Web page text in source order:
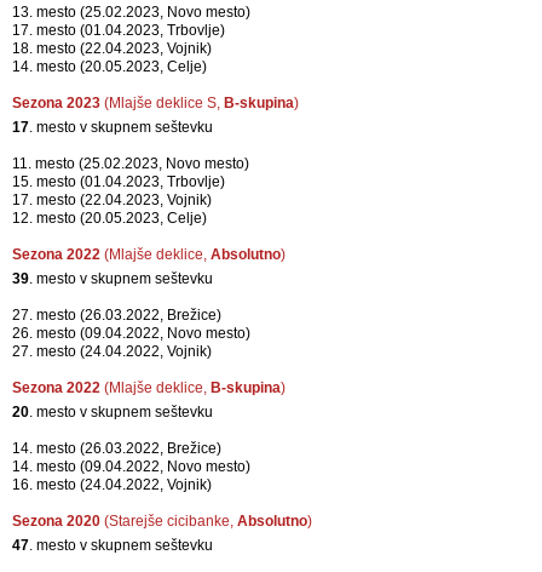
13. mesto (25.02.2023, Novo mesto)
17. mesto (01.04.2023, Trbovlje)
18. mesto (22.04.2023, Vojnik)
14. mesto (20.05.2023, Celje)
Sezona 2023 (Mlajše deklice S, B-skupina)
17. mesto v skupnem seštevku
11. mesto (25.02.2023, Novo mesto)
15. mesto (01.04.2023, Trbovlje)
17. mesto (22.04.2023, Vojnik)
12. mesto (20.05.2023, Celje)
Sezona 2022 (Mlajše deklice, Absolutno)
39. mesto v skupnem seštevku
27. mesto (26.03.2022, Brežice)
26. mesto (09.04.2022, Novo mesto)
27. mesto (24.04.2022, Vojnik)
Sezona 2022 (Mlajše deklice, B-skupina)
20. mesto v skupnem seštevku
14. mesto (26.03.2022, Brežice)
14. mesto (09.04.2022, Novo mesto)
16. mesto (24.04.2022, Vojnik)
Sezona 2020 (Starejše cicibanke, Absolutno)
47. mesto v skupnem seštevku